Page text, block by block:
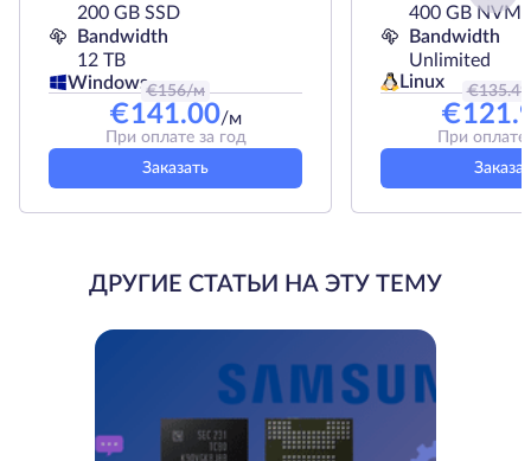
200 GB SSD
Bandwidth
12 TB
Windows€156/м
€141.00/м
При оплате за год
Заказать
400 GB NVMe
Bandwidth
Unlimited
Linux
€135.49
€
При оплате
ДРУГИЕ СТАТЬИ НА ЭТУ ТЕМУ